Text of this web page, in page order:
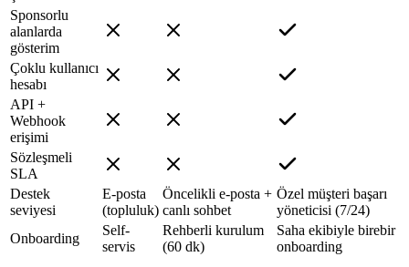
Sponsorlu
alanlarda
gösterim
Çoklu kullanıcı
hesabı
API +
Webhook
erişimi
Sözleşmeli
SLA
Destek
seviyesi
E-posta
(topluluk)
Öncelikli e-posta +
canlı sohbet
Özel müşteri başarı
yöneticisi (7/24)
Onboarding
Self-
servis
Rehberli kurulum
(60 dk)
Saha ekibiyle birebir
onboarding